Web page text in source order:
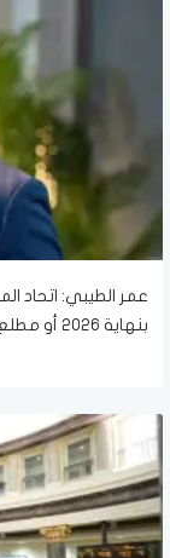
عمر الطيبي: اتحاد
بنهاية 2026 أو مطلع 2027